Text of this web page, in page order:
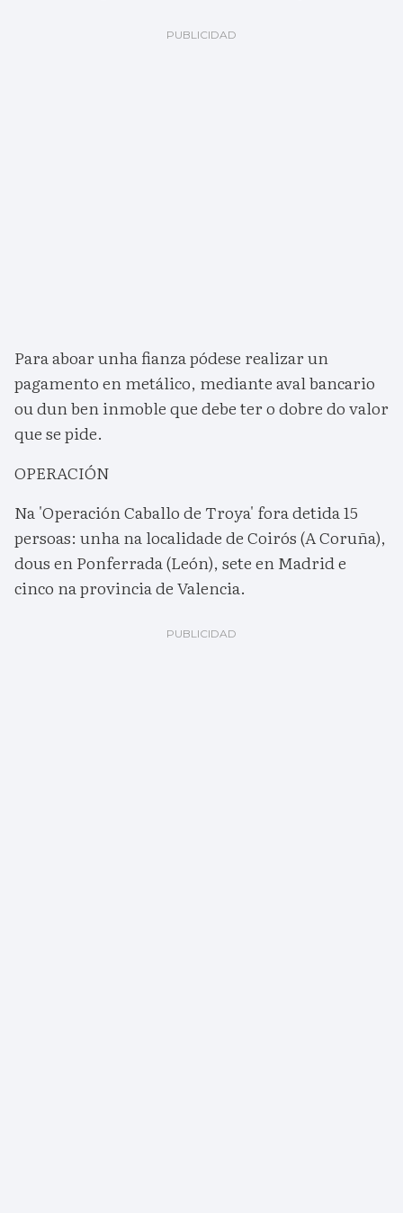
Para aboar unha fianza pódese realizar un
pagamento en metálico, mediante aval bancario
ou dun ben inmoble que debe ter o dobre do valor
que se pide.
OPERACIÓN
Na 'Operación Caballo de Troya' fora detida 15
persoas: unha na localidade de Coirós (A Coruña),
dous en Ponferrada (León), sete en Madrid e
cinco na provincia de Valencia.